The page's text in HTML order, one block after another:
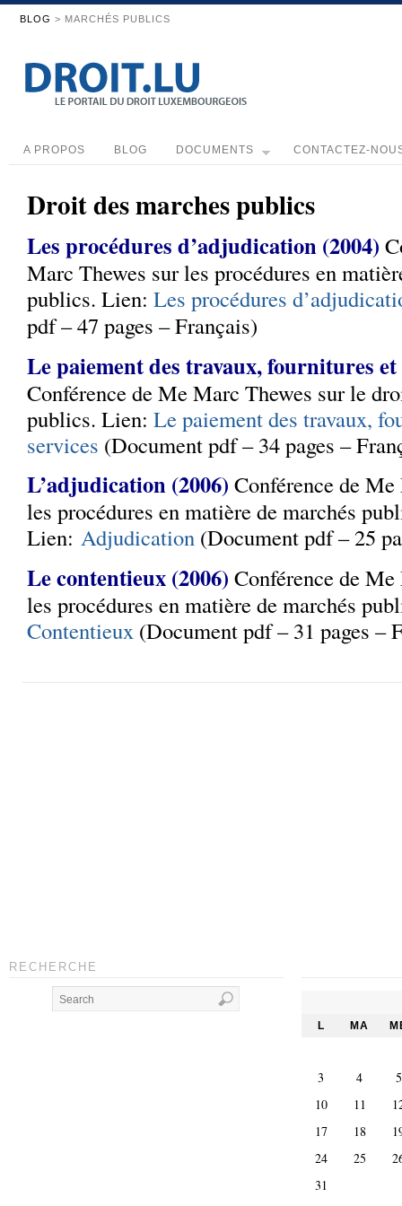
BLOG > MARCHÉS PUBLICS
A PROPOS BLOG DOCUMENTS CONTACTEZ-
Droit des marches publics
Les procédures d’adjudication (2004)
Marc Thewes sur les procédures en
publics. Lien: Les procédures
pdf – 47 pages – Français)
Le paiement des travaux, fournitures et
Conférence de Me Marc Thewes sur le
publics. Lien: Le paiement des travaux,
services (Document pdf – 34 pages –
L’adjudication (2006) Conférence de
les procédures en matière de marchés
Lien: Adjudication(Document pdf – 25
Le contentieux (2006) Conférence de
les procédures en matière de marchés
Contentieux (Document pdf – 31 pages –
RECHERCHE
L MA
3 4
5
10
11
17
18
24
25
31